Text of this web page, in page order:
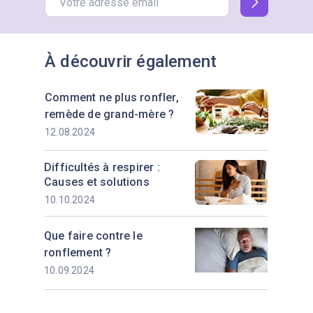
À découvrir également
Difficultés à respirer :
Causes et solutions
10.10.2024
Que faire contre le
ronflement ?
10.09.2024
Comment ne plus ronfler,
remède de grand-mère ?
12.08.2024